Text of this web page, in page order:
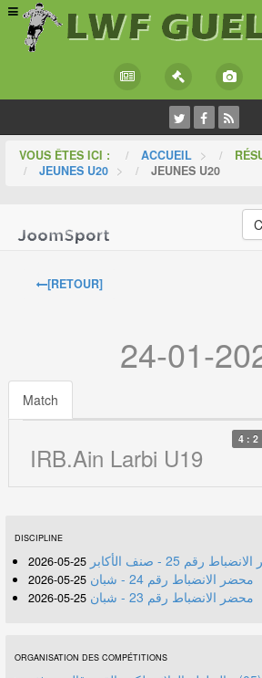
VOUS ÊTES ICI : ACCUEIL >
JEUNES U20 > JEUNES U20
[RETOUR]
24-01-
Match
IRB.Ain Larbi U19
4 : 2
DISCIPLINE
رقم 25 - صنف الأكابر 25-05-2026
محضر الانضباط رقم 24 - شبان 25-05-2026
محضر الانضباط رقم 23 - شبان 25-05-2026
ORGANISATION DES COMPÉTITIONS